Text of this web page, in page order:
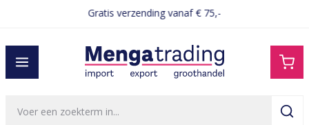
Gratis verzending vanaf € 75,-